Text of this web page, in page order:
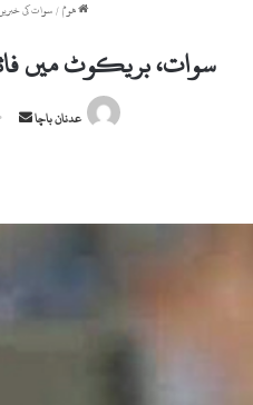
ھوم/سوات کی
سوات، بریکوٹ میں
عدنان باچا
Send